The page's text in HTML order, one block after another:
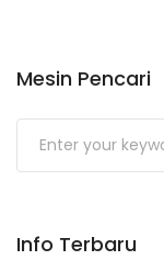
Mesin Pencari
Info Terbaru